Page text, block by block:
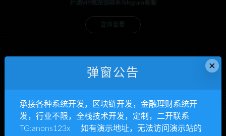
开通VIP或充值联系Telegram客服
立即查看
承接各种系统开发
立即查看
×
弹窗公告
承接各种系统开发，区块链开发，金融理财系统开
发，行业不限，全栈技术开发，定制，二开联系
TG:anons123x 如有演示地址，无法访问演示站的